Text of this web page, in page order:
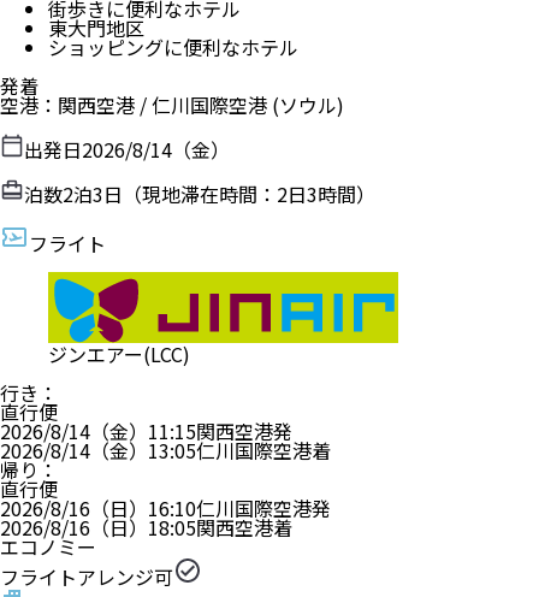
街歩きに便利なホテル
東大門地区
ショッピングに便利なホテル
発着
空港 ： 関西空港 /仁川国際空港 (ソウル)
出発日2026/8/14（金）
泊数2泊3日（現地滞在時間： 2日3時間）
フライト
ジンエアー(LCC)
行き ：
直行便
2026/8/14（金） 11:15関西空港発
2026/8/14（金） 13:05仁川国際空港着
帰り ：
直行便
2026/8/16（日） 16:10仁川国際空港発
2026/8/16（日） 18:05関西空港着
エコノミー
フライトアレンジ可